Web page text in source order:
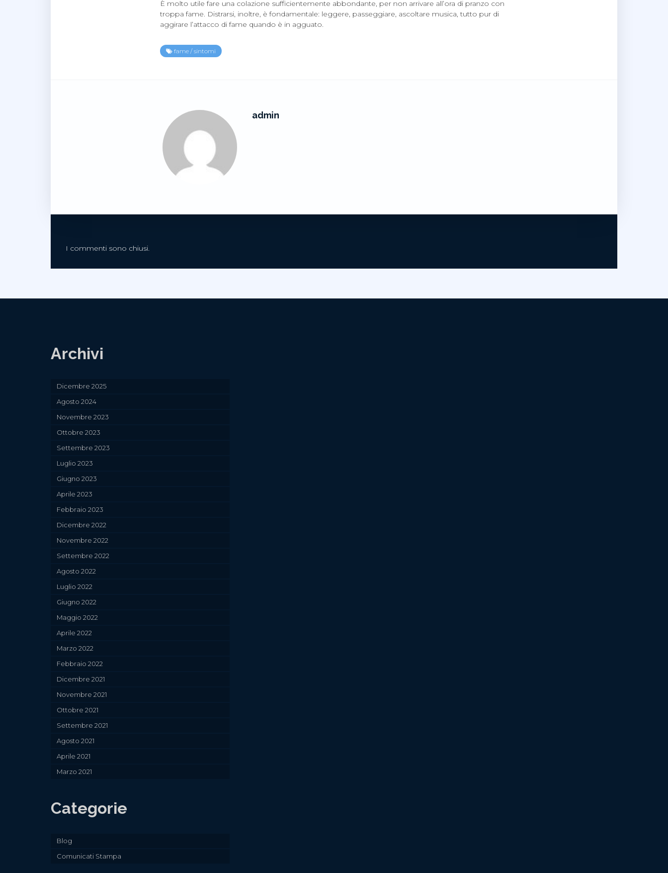
È molto utile fare una colazione sufficientemente abbondante, per non arrivare all’ora di pranzo con
troppa fame. Distrarsi, inoltre, è fondamentale: leggere, passeggiare, ascoltare musica, tutto pur di
aggirare l’attacco di fame quando è in agguato.
fame / sintomi
admin
I commenti sono chiusi.
Archivi
Dicembre 2025
Agosto 2024
Novembre 2023
Ottobre 2023
Settembre 2023
Luglio 2023
Giugno 2023
Aprile 2023
Febbraio 2023
Dicembre 2022
Novembre 2022
Settembre 2022
Agosto 2022
Luglio 2022
Giugno 2022
Maggio 2022
Aprile 2022
Marzo 2022
Febbraio 2022
Dicembre 2021
Novembre 2021
Ottobre 2021
Settembre 2021
Agosto 2021
Aprile 2021
Marzo 2021
Categorie
Blog
Comunicati Stampa